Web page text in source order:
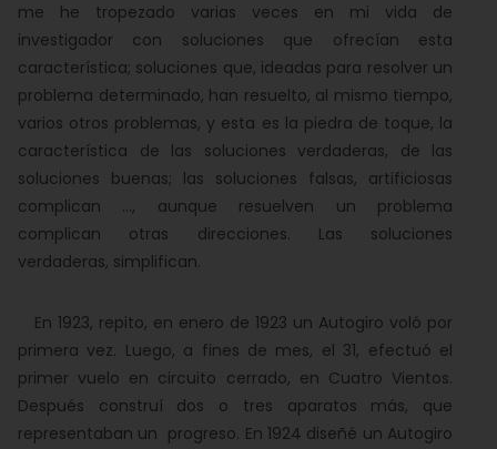
me he tropezado varias veces en mi vida de
investigador con soluciones que ofrecían esta
característica; soluciones que, ideadas para resolver un
problema determinado, han resuelto, al mismo tiempo,
varios otros problemas, y esta es la piedra de toque, la
característica de las soluciones verdaderas, de las
soluciones buenas; las soluciones falsas, artificiosas
complican ..., aunque resuelven un problema
complican otras direcciones. Las soluciones
verdaderas, simplifican.
En 1923, repito, en enero de 1923 un Autogiro voló por
primera vez. Luego, a fines de mes, el 31, efectuó el
primer vuelo en circuito cerrado, en Cuatro Vientos.
Después construí dos o tres aparatos más, que
representaban un progreso. En 1924 diseñé un Autogiro